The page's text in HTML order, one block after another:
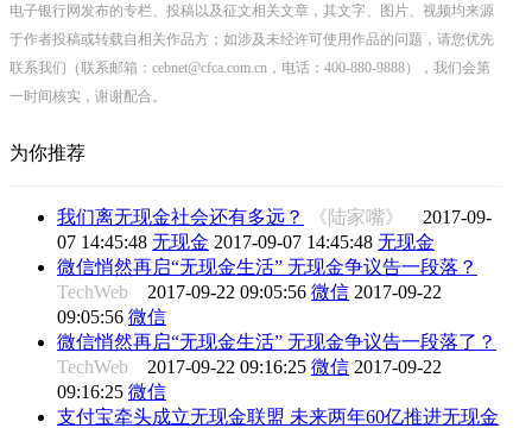
电子银行网发布的专栏、投稿以及征文相关文章，其文字、图片、视频均来源
于作者投稿或转载自相关作品方；如涉及未经许可使用作品的问题，请您优先
联系我们（联系邮箱：cebnet@cfca.com.cn，电话：400-880-9888），我们会第
一时间核实，谢谢配合。
为你推荐
我们离无现金社会还有多远？ 《陆家嘴》 2017-09-
07 14:45:48 无现金 2017-09-07 14:45:48 无现金
微信悄然再启“无现金生活” 无现金争议告一段落？
TechWeb 2017-09-22 09:05:56 微信 2017-09-22
09:05:56 微信
微信悄然再启“无现金生活” 无现金争议告一段落了？
TechWeb 2017-09-22 09:16:25 微信 2017-09-22
09:16:25 微信
支付宝牵头成立无现金联盟 未来两年60亿推进无现金